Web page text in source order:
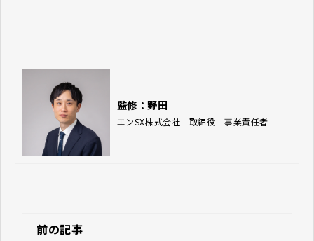
監修：野田
エンSX株式会社　取締役　事業責任者
前の記事